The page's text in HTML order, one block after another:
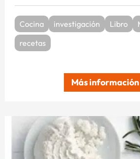
Cocina investigación Libro
recetas
Más información